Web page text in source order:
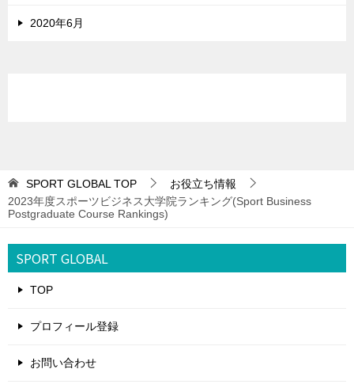
2020年6月
SPORT GLOBAL TOP
お役立ち情報
2023年度スポーツビジネス大学院ランキング(Sport Business
Postgraduate Course Rankings)
SPORT GLOBAL
TOP
プロフィール登録
お問い合わせ